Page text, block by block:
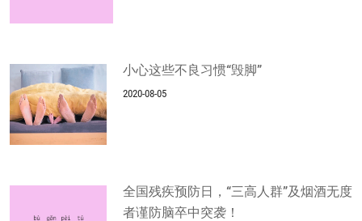
小心这些不良习惯“毁脚”
2020-08-05
全国残疾预防日，“三高人群”及烟酒无度
者谨防脑卒中突袭！